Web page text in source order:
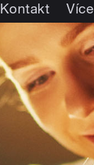
Kontakt Více